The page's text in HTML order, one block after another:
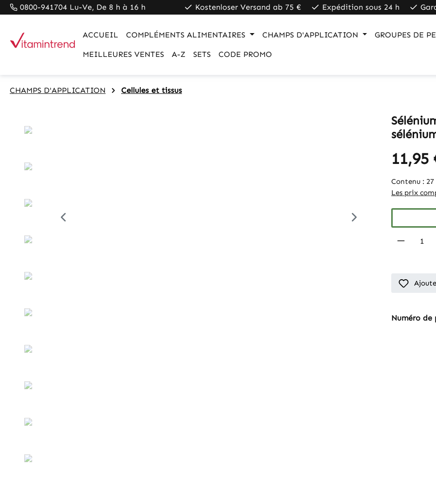
Zur Hauptnavigation springen
0800-941704 Lu-Ve, De 8 h à 16 h Kostenloser Versand ab 75 € Expédition sous 24 h
ACCUEIL COMPLÉMENTS ALIMENTAIRES CHAMPS D'APPLICATION GROUPES DE
MEILLEURES VENTES A-Z SETS CODE PROMO
CHAMPS D'APPLICATION Cellules et tissus
11,95
Contenu :
Les prix
Numéro